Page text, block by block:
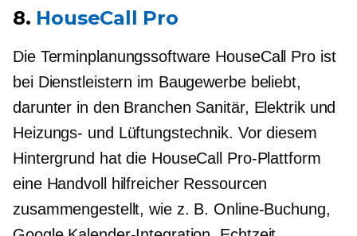
8. HouseCall Pro
Die Terminplanungssoftware HouseCall Pro ist
bei Dienstleistern im Baugewerbe beliebt,
darunter in den Branchen Sanitär, Elektrik und
Heizungs- und Lüftungstechnik. Vor diesem
Hintergrund hat die HouseCall Pro-Plattform
eine Handvoll hilfreicher Ressourcen
zusammengestellt, wie z. B. Online-Buchung,